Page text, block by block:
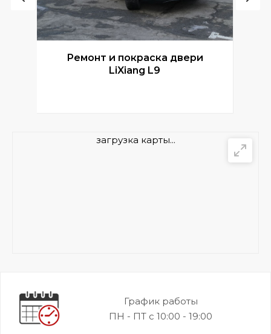
Ремонт и покраска двери
LiXiang L9
загрузка карты...
График работы
ПН - ПТ с 10:00 - 19:00